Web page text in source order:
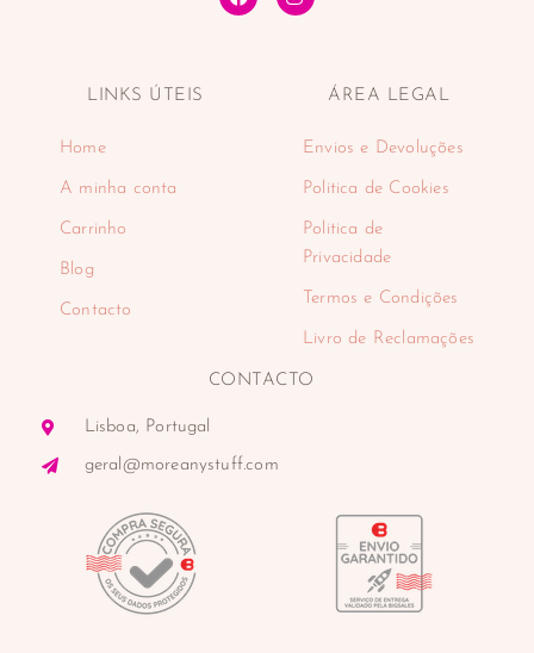
LINKS ÚTEIS
Home
A minha conta
Carrinho
Blog
Contacto
ÁREA LEGAL
Envios e Devoluções
Politica de Cookies
Politica de
Privacidade
Termos e Condições
Livro de Reclamações
CONTACTO
Lisboa, Portugal
geral@moreanystuff.com